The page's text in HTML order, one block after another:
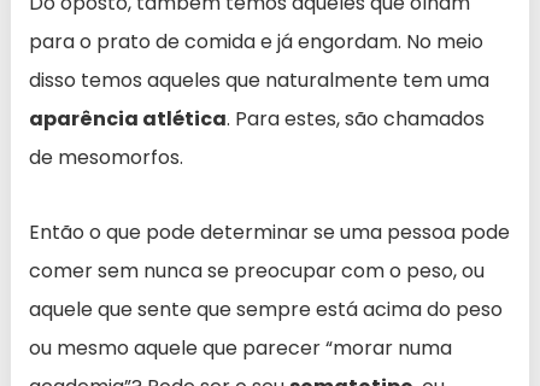
para o prato de comida e já engordam. No meio
disso temos aqueles que naturalmente tem uma
aparência atlética. Para estes, são chamados
de mesomorfos.
Então o que pode determinar se uma pessoa pode
comer sem nunca se preocupar com o peso, ou
aquele que sente que sempre está acima do peso
ou mesmo aquele que parecer “morar numa